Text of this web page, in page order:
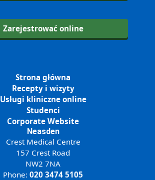
Zarejestrować online
Strona główna
Recepty i wizyty
Usługi kliniczne online
Studenci
Corporate Website
Neasden
Crest Medical Centre
157 Crest Road
NW2 7NA
Phone: 020 3474 5105